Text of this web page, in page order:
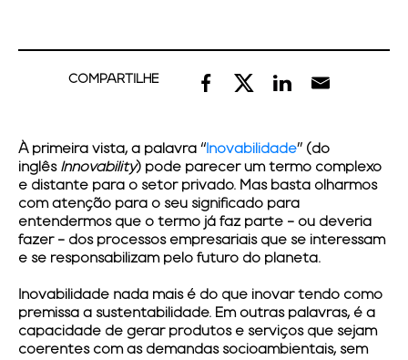
COMPARTILHE
À primeira vista, a palavra “Inovabilidade” (do
inglês Innovability) pode parecer um termo complexo
e distante para o setor privado. Mas basta olharmos
com atenção para o seu significado para
entendermos que o termo já faz parte - ou deveria
fazer - dos processos empresariais que se interessam
e se responsabilizam pelo futuro do planeta.
Inovabilidade nada mais é do que inovar tendo como
premissa a sustentabilidade. Em outras palavras, é a
capacidade de gerar produtos e serviços que sejam
coerentes com as demandas socioambientais, sem